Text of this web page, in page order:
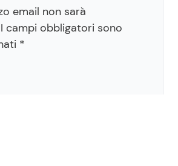
email non sarà
I campi obbligatori sono
*